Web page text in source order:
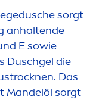
sorgt
anhaltende
E sowie
Duschgel die
rocknen. Das
Mandelöl sorgt